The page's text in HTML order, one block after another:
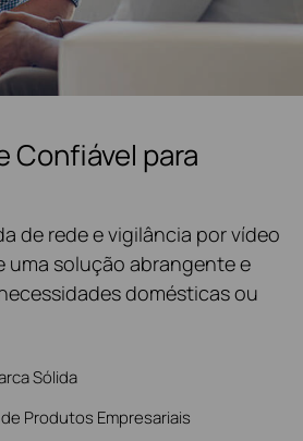
Confiável para
de rede e vigilância por vídeo
uma solução abrangente e
domésticas ou
Sólida
Produtos Empresariais